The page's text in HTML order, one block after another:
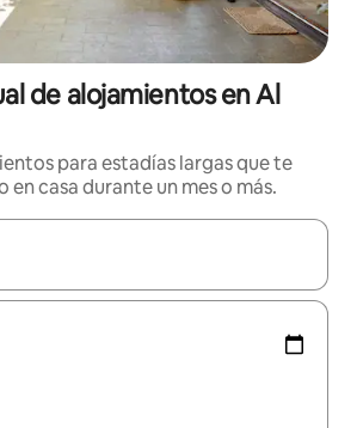
de alojamientos en Al
para estadías largas que te
en casa durante un mes o más.
estén disponibles, navega con las